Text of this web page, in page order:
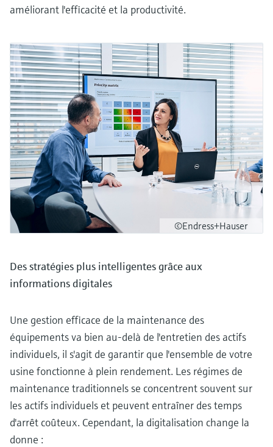
améliorant l'efficacité et la productivité.
©Endress+Hauser
Des stratégies plus intelligentes grâce aux
informations digitales
Une gestion efficace de la maintenance des
équipements va bien au-delà de l'entretien des actifs
individuels, il s'agit de garantir que l'ensemble de votre
usine fonctionne à plein rendement. Les régimes de
maintenance traditionnels se concentrent souvent sur
les actifs individuels et peuvent entraîner des temps
d'arrêt coûteux. Cependant, la digitalisation change la
donne :